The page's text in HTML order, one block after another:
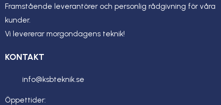
Framstående leverantörer och personlig rådgivning för våra
kunder.
Vi levererar morgondagens teknik!
KONTAKT
info@ksbteknik.se
Öppettider: